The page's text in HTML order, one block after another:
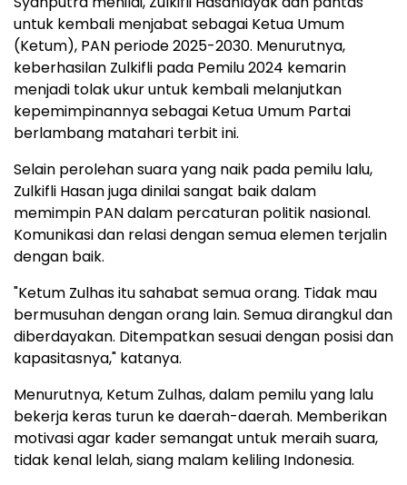
untuk kembali menjabat sebagai Ketua Umum
(Ketum), PAN periode 2025-2030. Menurutnya,
keberhasilan Zulkifli pada Pemilu 2024 kemarin
menjadi tolak ukur untuk kembali melanjutkan
kepemimpinannya sebagai Ketua Umum Partai
berlambang matahari terbit ini.
Selain perolehan suara yang naik pada pemilu lalu,
Zulkifli Hasan juga dinilai sangat baik dalam
memimpin PAN dalam percaturan politik nasional.
Komunikasi dan relasi dengan semua elemen terjalin
dengan baik.
"Ketum Zulhas itu sahabat semua orang. Tidak mau
bermusuhan dengan orang lain. Semua dirangkul dan
diberdayakan. Ditempatkan sesuai dengan posisi dan
kapasitasnya," katanya.
Menurutnya, Ketum Zulhas, dalam pemilu yang lalu
bekerja keras turun ke daerah-daerah. Memberikan
motivasi agar kader semangat untuk meraih suara,
tidak kenal lelah, siang malam keliling Indonesia.